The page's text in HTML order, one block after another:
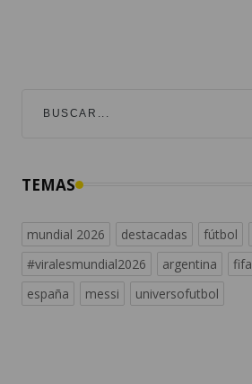
TEMAS
mundial 2026 destacadas fútbol
#viralesmundial2026
argentina fifa
españa
messi universofutbol